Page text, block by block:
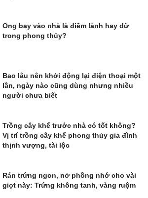
Ong bay vào nhà là điềm lành hay dữ
trong phong thủy?
Bao lâu nên khởi động lại điện thoại một
lần, ngày nào cũng dùng nhưng nhiều
người chưa biết
Trồng cây khế trước nhà có tốt không?
Vị trí trồng cây khế phong thủy gia đình
thịnh vượng, tài lộc
Rán trứng ngon, nở phồng nhớ cho vài
giọt này: Trứng không tanh, vàng ruộm